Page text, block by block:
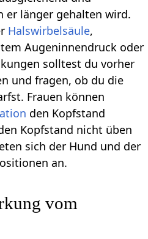
er länger gehalten wird.
Halswirbelsäule,
Augeninnendruck oder
solltest du vorher
und fragen, ob du die
Frauen können
den Kopfstand
Kopfstand nicht üben
sich der Hund und der
an.
vom